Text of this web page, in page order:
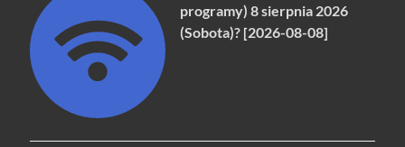
programy) 8 sierpnia 2026
(Sobota)? [2026-08-08]